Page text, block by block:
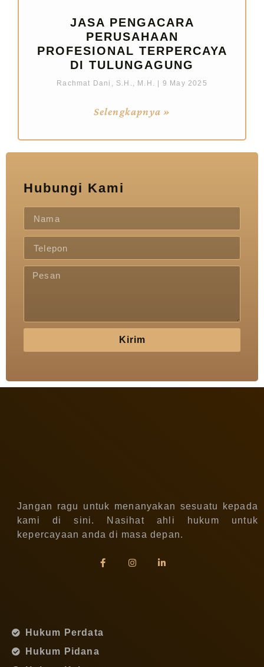
JASA PENGACARA
PERUSAHAAN
PROFESIONAL TERPERCAYA
DI TULUNGAGUNG
Rachmat Dani, S.H., M.H. 9 May 2025
Selengkapnya »
Hubungi Kami
Kirim
Jangan ragu untuk menanyakan sesuatu kepada
kami di sini. Nasihat ahli hukum untuk
kepercayaan anda di masa depan.
Hukum Perdata
Hukum Pidana